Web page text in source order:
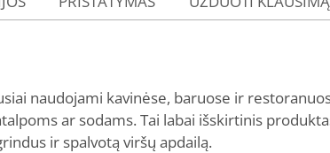
naudojami kavinėse, baruose ir
ar sodams. Tai labai išskirtinis
ir spalvotą viršų apdailą.